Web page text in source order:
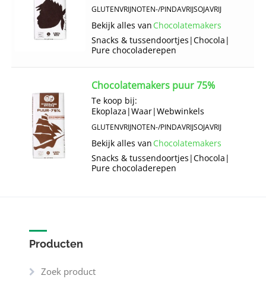
GLUTENVRIJNOTEN-/PINDAVRIJSOJAVRIJ
Bekijk alles van Chocolatemakers
Snacks & tussendoortjes |Chocola |
Pure chocoladerepen
Chocolatemakers puur 75%
Te koop bij:
Ekoplaza |Waar|Webwinkels
GLUTENVRIJNOTEN-/PINDAVRIJSOJAVRIJ
Bekijk alles van Chocolatemakers
Snacks & tussendoortjes |Chocola |
Pure chocoladerepen
Producten
Zoek product